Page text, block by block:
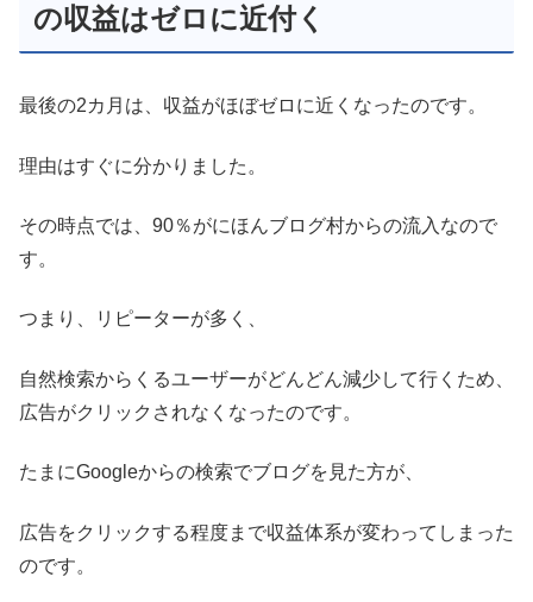
の収益はゼロに近付く
最後の2カ月は、収益がほぼゼロに近くなったのです。
理由はすぐに分かりました。
その時点では、90％がにほんブログ村からの流入なので
す。
つまり、リピーターが多く、
自然検索からくるユーザーがどんどん減少して行くため、
広告がクリックされなくなったのです。
たまにGoogleからの検索でブログを見た方が、
広告をクリックする程度まで収益体系が変わってしまった
のです。